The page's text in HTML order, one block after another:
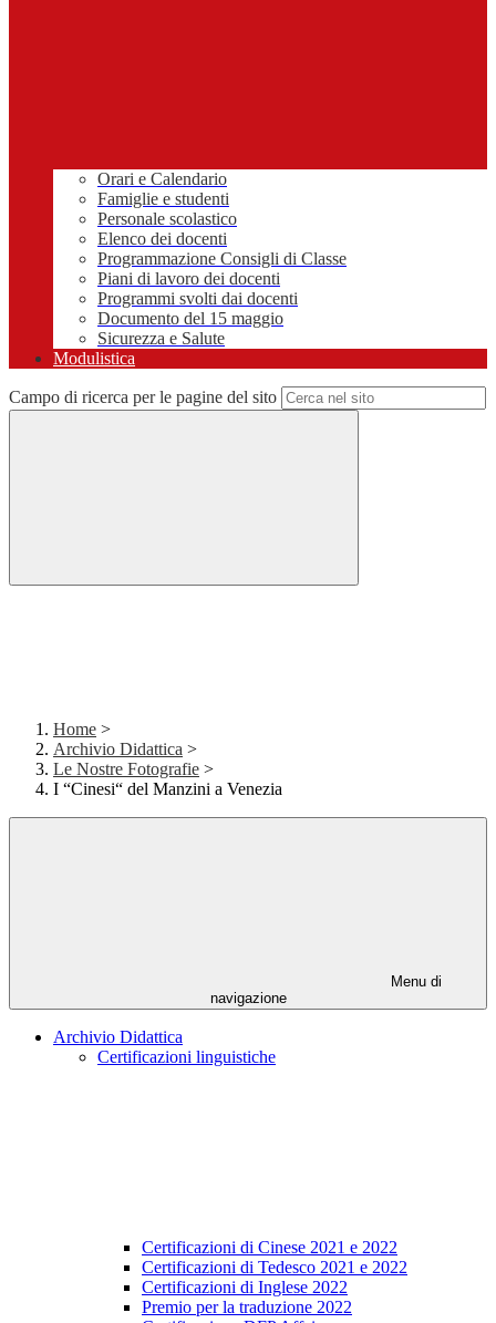
Orari e Calendario
Famiglie e studenti
Personale scolastico
Elenco dei docenti
Programmazione Consigli di Classe
Piani di lavoro dei docenti
Programmi svolti dai docenti
Documento del 15 maggio
Sicurezza e Salute
Modulistica
Campo di ricerca per le pagine del sito
Home >
Archivio Didattica >
Le Nostre Fotografie >
I “Cinesi“ del Manzini a Venezia
Menu di
navigazione
Archivio Didattica
Certificazioni linguistiche
Certificazioni di Cinese 2021 e 2022
Certificazioni di Tedesco 2021 e 2022
Certificazioni di Inglese 2022
Premio per la traduzione 2022